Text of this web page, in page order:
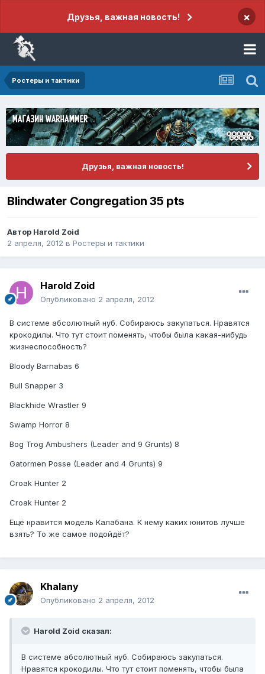
Друзья, важная новость! ×
Ростеры и тактики
Друзья, важная новость!
Blindwater Congregation 35 pts
Автор Harold Zoid
2 апреля, 2012 в Ростеры и тактики
Harold Zoid
Опубликовано 2 апреля, 2012
В системе абсолютный нуб. Собираюсь закупаться. Нравятся
крокодилы. Что тут стоит поменять, чтобы была какая-нибудь
жизнеспособность?
Bloody Barnabas 6
Bull Snapper 3
Blackhide Wrastler 9
Swamp Horror 8
Bog Trog Ambushers (Leader and 9 Grunts) 8
Gatormen Posse (Leader and 4 Grunts) 9
Croak Hunter 2
Croak Hunter 2
Ещё нравится модель Калабана. К нему каких юнитов лучше
взять? То же самое подойдёт?
Khalany
Опубликовано 2 апреля, 2012
Harold Zoid сказал:
В системе абсолютный нуб. Собираюсь закупаться.
Нравятся крокодилы. Что тут стоит поменять, чтобы была